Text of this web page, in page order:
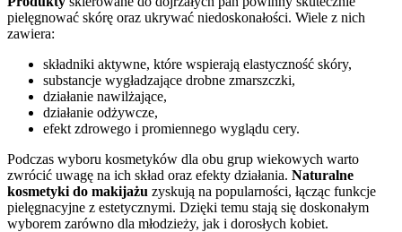
pielęgnować skórę oraz ukrywać niedoskonałości. Wiele z nich
zawiera:
składniki aktywne, które wspierają elastyczność skóry,
substancje wygładzające drobne zmarszczki,
działanie nawilżające,
działanie odżywcze,
efekt zdrowego i promiennego wyglądu cery.
Podczas wyboru kosmetyków dla obu grup wiekowych warto
zwrócić uwagę na ich skład oraz efekty działania. Naturalne
kosmetyki do makijażu zyskują na popularności, łącząc funkcje
pielęgnacyjne z estetycznymi. Dzięki temu stają się doskonałym
wyborem zarówno dla młodzieży, jak i dorosłych kobiet.